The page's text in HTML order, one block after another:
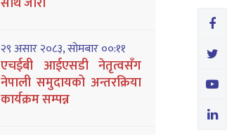
२९ असार २०८३, सोमबार ००:११
एचईबी आईएसडी नेतृत्वसँग
नेपाली समुदायको अन्तरक्रिया
कार्यक्रम सम्पन्न